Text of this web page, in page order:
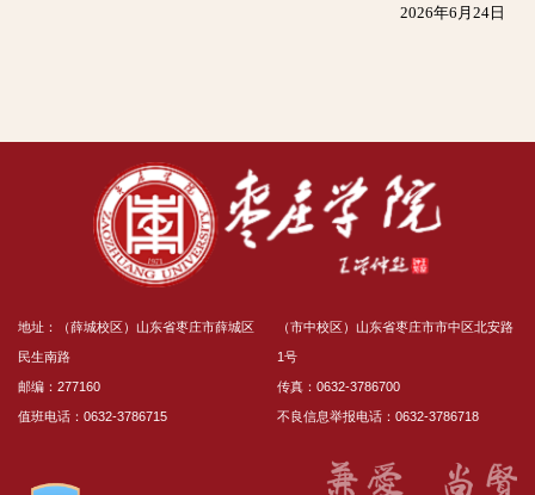
2026年6月24日
地址：（薛城校区）山东省枣庄市薛城区
民生南路
邮编：277160
值班电话：0632-3786715
（市中校区）山东省枣庄市市中区北安路
1号
传真：0632-3786700
不良信息举报电话：0632-3786718